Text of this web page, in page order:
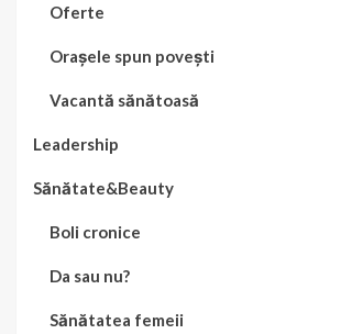
Oferte
Orașele spun povești
Vacantă sănătoasă
Leadership
Sănătate&Beauty
Boli cronice
Da sau nu?
Sănătatea femeii